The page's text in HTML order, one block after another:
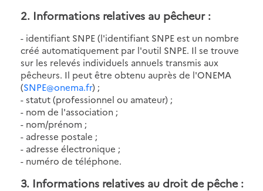
2. Informations relatives au pêcheur :
- identifiant SNPE (l'identifiant SNPE est un nombre
créé automatiquement par l'outil SNPE. Il se trouve
sur les relevés individuels annuels transmis aux
pêcheurs. Il peut être obtenu auprès de l'ONEMA
(SNPE@onema.fr) ;
- statut (professionnel ou amateur) ;
- nom de l'association ;
- nom/prénom ;
- adresse postale ;
- adresse électronique ;
- numéro de téléphone.
3. Informations relatives au droit de pêche :